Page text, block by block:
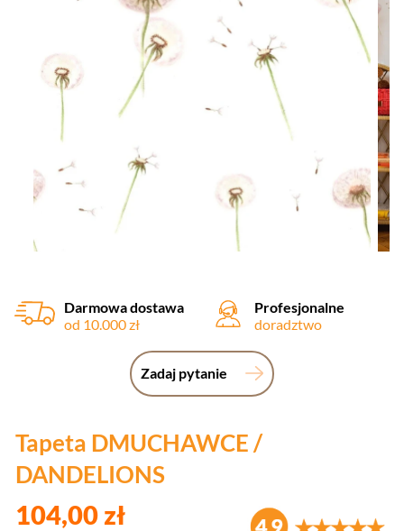
Darmowa dostawa
od 10.000 zł
Profesjonalne
doradztwo
Zadaj pytanie
Tapeta DMUCHAWCE /
DANDELIONS
104,00 zł